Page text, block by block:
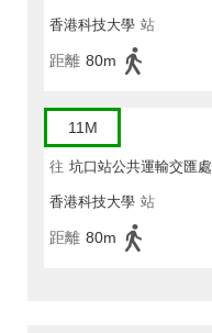
香港科技大學 站
距離 80m
11M
往 坑口站公共運輸交匯處
香港科技大學 站
距離 80m